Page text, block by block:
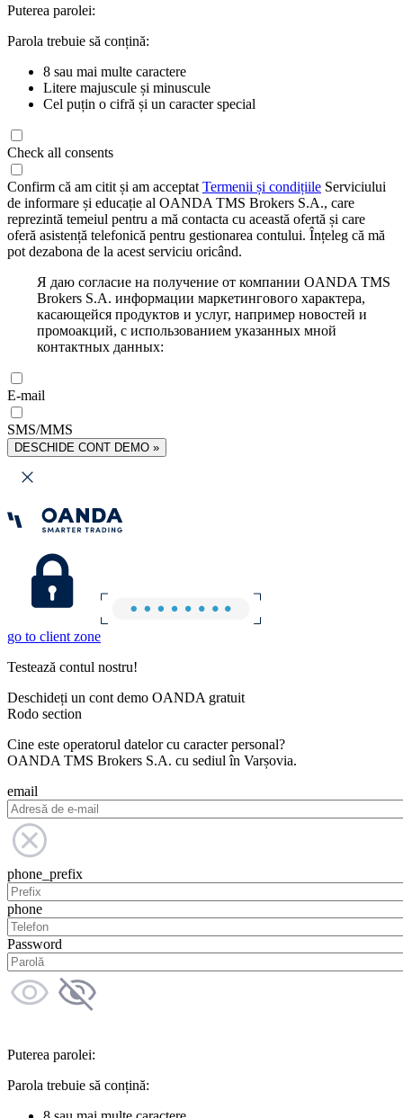
Puterea parolei:
Parola trebuie să conțină:
8 sau mai multe caractere
Litere majuscule și minuscule
Cel puțin o cifră și un caracter special
Check all consents
Confirm că am citit și am acceptat Termenii și condițiile Serviciului
de informare și educație al OANDA TMS Brokers S.A., care
reprezintă temeiul pentru a mă contacta cu această ofertă și care
oferă asistență telefonică pentru gestionarea contului. Înțeleg că mă
pot dezabona de la acest serviciu oricând.
Я даю согласие на получение от компании OANDA TMS
Brokers S.A. информации маркетингового характера,
касающейся продуктов и услуг, например новостей и
промоакций, с использованием указанных мной
контактных данных:
E-mail
SMS/MMS
DESCHIDE CONT DEMO »
go to client zone
Testează contul nostru!
Deschideți un cont demo OANDA gratuit
Rodo section
Cine este operatorul datelor cu caracter personal?
OANDA TMS Brokers S.A. cu sediul în Varșovia.
email
phone_prefix
phone
Password
Puterea parolei:
Parola trebuie să conțină: